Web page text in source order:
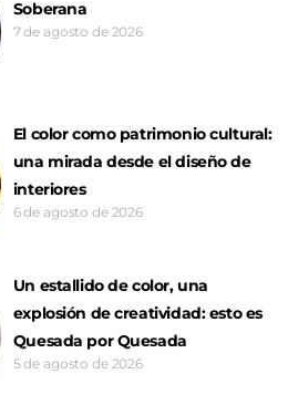
Soberana
7 de agosto de 2026
El color como patrimonio cultural:
una mirada desde el diseño de
interiores
6 de agosto de 2026
Un estallido de color, una
explosión de creatividad: esto es
Quesada por Quesada
5 de agosto de 2026